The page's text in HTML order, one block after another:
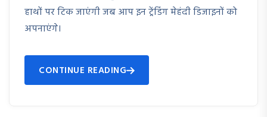
हाथों पर टिक जाएंगी जब आप इन ट्रेंडिंग मेहंदी डिजाइनों को
अपनाएंगे।
CONTINUE READING